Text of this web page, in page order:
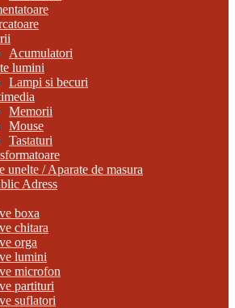
Acumulatori
lumini
Lampi si becuri
Memorii
Mouse
Tastaturi
unelte / Aparate de masura
Adress
boxa
chitara
orga
lumini
microfon
partituri
suflatori